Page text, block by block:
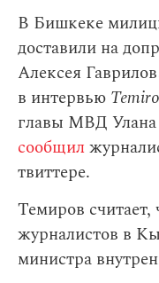
В Бишкеке
доставили на
Алексея
в интервью
главы МВД
сообщил
твиттере.
Темиров считает,
журналистов в
министра